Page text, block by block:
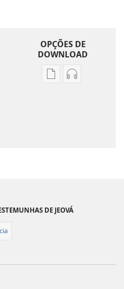
OPÇÕES DE
DOWNLOAD
Opções
—
vida
Opções
—
vida
DE JEOVÁ